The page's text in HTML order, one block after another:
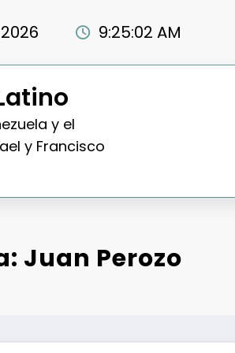
9:25:03 AM
y el
y Francisco
Juan Perozo